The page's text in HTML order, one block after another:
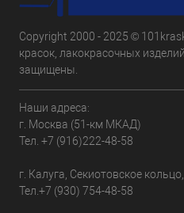
Copyright 2000 - 2025 ©
красок, лакокрасочных
защищены.
Наши адреса:
г. Москва (51-км МКАД)
Тел. +7 (916)222-48-58
г. Калуга, Секиотовское
Тел. +7 (930) 754-48-58